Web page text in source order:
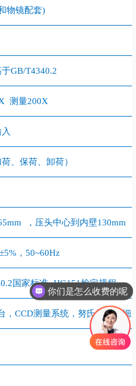
物镜配套)
于GB/T4340.2
测量200X
、保荷、卸荷）
，压头中心到内壁130mm
±5% ，50~60Hz
国家标准 JJG151检定规程
，CCD测量系统，努氏压头、细
你们是怎么收费的呢